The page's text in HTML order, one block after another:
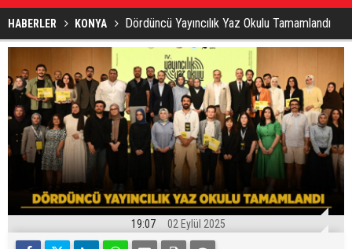
HABERLER KONYA Dördüncü Yayıncılık Yaz Okulu Tamamlandı
19:07 02 Eylül 2025